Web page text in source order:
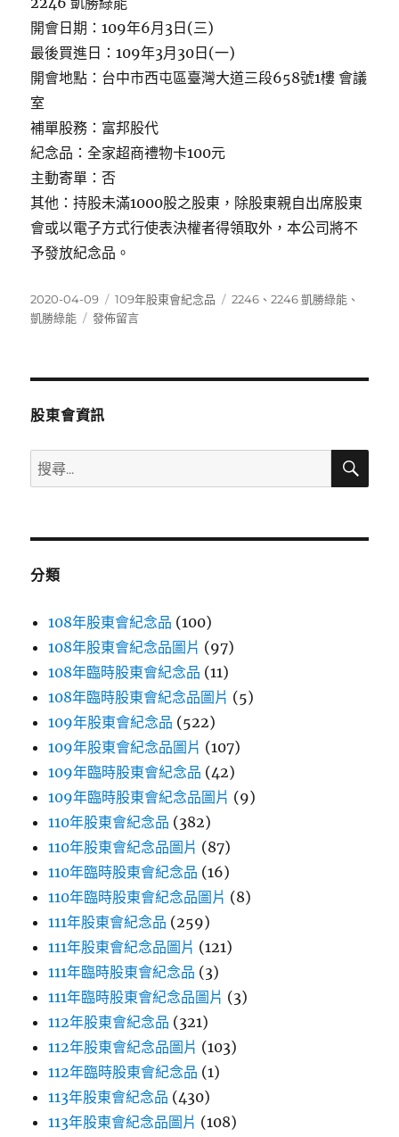
開會日期：109年6月3日(三)
最後買進日：109年3月30日(一)
開會地點：台中市西屯區臺灣大道三段658號1樓 會議
室
補單股務：富邦股代
紀念品：全家超商禮物卡100元
主動寄單：否
其他：持股未滿1000股之股東，除股東親自出席股東
會或以電子方式行使表決權者得領取外，本公司將不
予發放紀念品。
發
佈
2020-04-09
分
類
109年股東會紀念品
標
2246 、2246 凱勝綠能 、
凱勝綠能
在
能〉
發佈留言
股東會資訊
搜
尋
鍵
搜
分類
108年股東會紀念品 (100)
108年股東會紀念品圖片 (97)
108年臨時股東會紀念品 (11)
108年臨時股東會紀念品圖片 (5)
109年股東會紀念品 (522)
109年股東會紀念品圖片 (107)
109年臨時股東會紀念品 (42)
109年臨時股東會紀念品圖片 (9)
110年股東會紀念品 (382)
110年股東會紀念品圖片 (87)
110年臨時股東會紀念品 (16)
110年臨時股東會紀念品圖片 (8)
111年股東會紀念品 (259)
111年股東會紀念品圖片 (121)
111年臨時股東會紀念品 (3)
111年臨時股東會紀念品圖片 (3)
112年股東會紀念品 (321)
112年股東會紀念品圖片 (103)
112年臨時股東會紀念品 (1)
113年股東會紀念品 (430)
113年股東會紀念品圖片 (108)